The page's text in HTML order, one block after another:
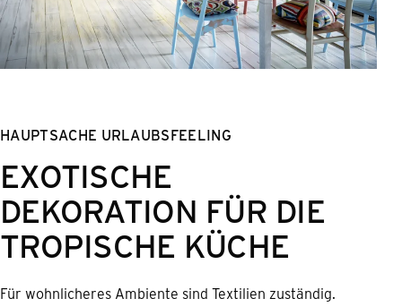
HAUPTSACHE URLAUBSFEELING
EXOTISCHE
DEKORATION FÜR DIE
TROPISCHE KÜCHE
Für wohnlicheres Ambiente sind Textilien zuständig.